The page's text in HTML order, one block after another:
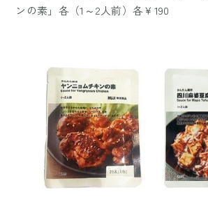
ンの素」各（1～2人前）各￥190